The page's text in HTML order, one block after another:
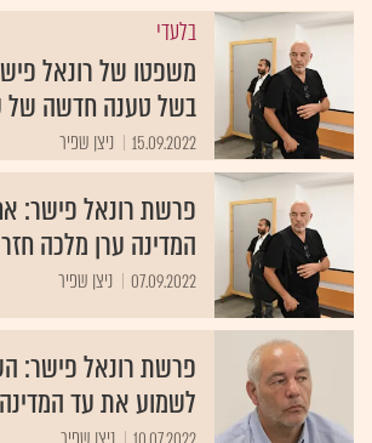
בלעדי
משפטו של רונאל
בשל טענה חדשה של
15.09.2022 ניצן שפיר
המדינה ערן מלכה
07.09.2022 ניצן שפיר
פרשת רונאל פישר:
לשמוע את עד
10.07.2022 ניצן שפיר